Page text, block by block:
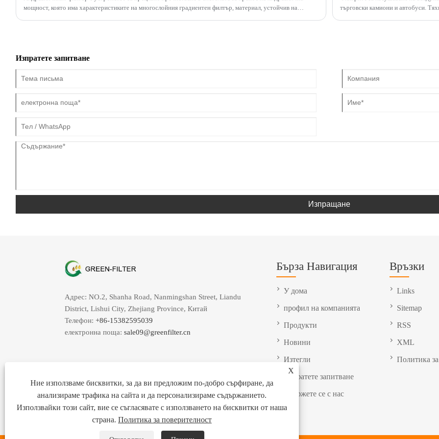
мощност, която има характеристиките на многослойния градиентен филтър, материал, устойчив на
търговски камиони и автобуси.
Изпратете запитване
Изпращане
X
Ние използваме бисквитки, за да ви предложим по-добро сърфиране, да
анализираме трафика на сайта и да персонализираме съдържанието.
Използвайки този сайт, вие се съгласявате с използването на бисквитки от наша
страна. Политика за поверителност
Адрес: NO.2, Shanha Road, Nanmingshan Street, Liandu
District, Lishui City, Zhejiang Province, Китай
Телефон: +86-15382595039
електронна поща: sale09@greenfilter.cn
Бърза Навигация
У дома
профил на компанията
Продукти
Новини
Изтегли
Изпратете запитване
Свържете се с нас
Връзки
Links
Sitemap
RSS
XML
Политика